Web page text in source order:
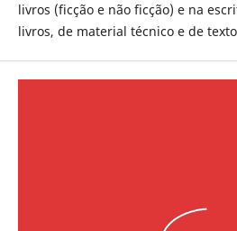
livros (ficção e não ficção) e na
livros, de material técnico e de